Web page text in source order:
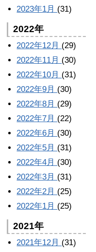
2023年1月 (31)
2022年
2022年12月 (29)
2022年11月 (30)
2022年10月 (31)
2022年9月 (30)
2022年8月 (29)
2022年7月 (22)
2022年6月 (30)
2022年5月 (31)
2022年4月 (30)
2022年3月 (31)
2022年2月 (25)
2022年1月 (25)
2021年
2021年12月 (31)